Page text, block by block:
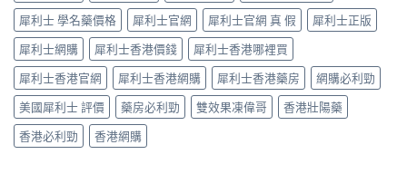
藥
師：
九
成
「冇
效」
投
訴，
其
實
犀利士 學名藥價格
犀利士官網 犀利士官網 真 假
犀利士正版
犀利士網購
犀利士香港價錢
犀利士香港哪裡買
犀利士香港官網
犀利士香港網購 犀利士香港藥房
網購必利勁
美國犀利士 評價
藥房必利勁 雙效果凍偉哥
香港壯陽藥
香港必利勁
香港網購